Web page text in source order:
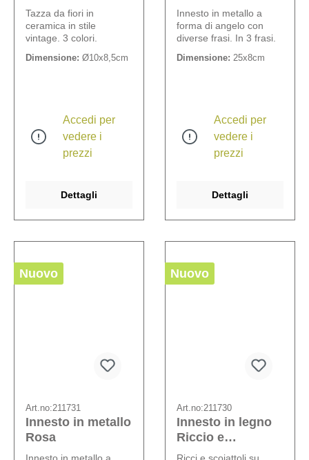
Tazza da fiori in
ceramica in stile
vintage. 3 colori.
Dimensione: Ø10x8,5cm
Accedi per
vedere i
prezzi
Dettagli
Innesto in metallo a
forma di angelo con
diverse frasi. In 3 frasi.
Dimensione: 25x8cm
Accedi per
vedere i
prezzi
Dettagli
Nuovo
Art.no:211731
Innesto in metallo
Rosa
Innesto in metallo a
Nuovo
Art.no:211730
Innesto in legno
Riccio e
scoiattolo
Ricci e scoiattoli su